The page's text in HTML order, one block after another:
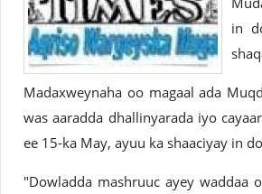
in
Madaxweynaha oo magaal ada
was aaradda dhallinyarada iyo
ee 15-ka May, ayuu ka shaaciyay in
"Dowladda mashruuc ayey waddaa